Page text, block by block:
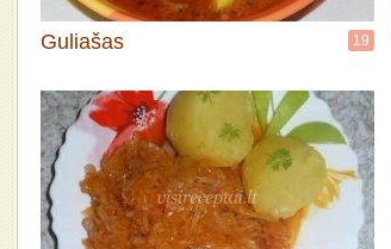
Guliašas 19